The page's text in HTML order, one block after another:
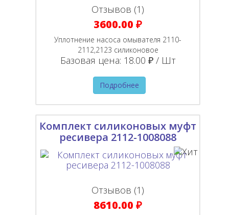
Отзывов (1)
3600.00 ₽
Уплотнение насоса омывателя 2110-
2112,2123 силиконовое
Базовая цена: 18.00 ₽ / Шт
Подробнее
Комплект силиконовых муфт
ресивера 2112-1008088
Отзывов (1)
8610.00 ₽